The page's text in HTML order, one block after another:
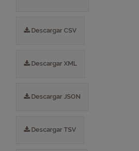
Descargar CSV
Descargar XML
Descargar JSON
Descargar TSV